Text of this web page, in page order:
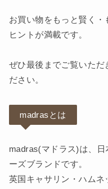
お買い物をもっと賢く
ヒントが満載です。
ぜひ最後までご覧いただ
ださい。
madrasとは
madras(マドラス)は、
ーズブランドです。
英国キャサリン・ハム